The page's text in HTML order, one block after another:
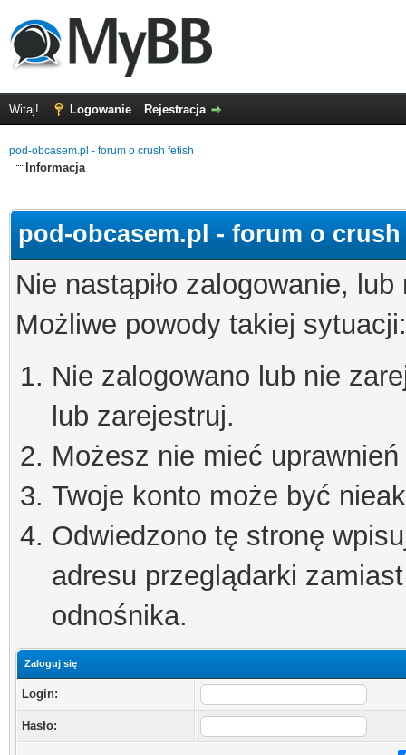
Witaj! Logowanie Rejestracja
pod-obcasem.pl - forum o crush fetish
Informacja
pod-obcasem.pl - forum o
Nie nastąpiło zalogowanie,
Możliwe powody takiej sytuacji:
Nie zalogowano lub nie
lub zarejestruj.
Możesz nie mieć
Twoje konto może być
Odwiedzono tę stronę
adresu przeglądarki
odnośnika.
Zaloguj się
Login:
Hasło: